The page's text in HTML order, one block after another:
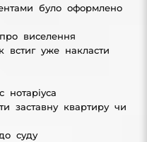
було оформлено
виселення
встиг уже накласти
нотаріуса
заставну квартиру чи
суду